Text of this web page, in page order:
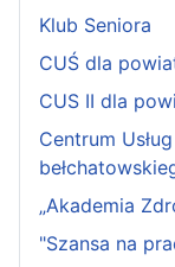
Klub Seniora
CUŚ dla
CUS II dla
Centrum
„Akademia
"Szansa na